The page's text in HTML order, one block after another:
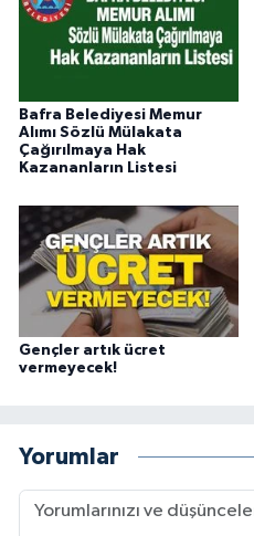
Bafra Belediyesi Memur
Alımı Sözlü Mülakata
Çağırılmaya Hak
Kazananların Listesi
Gençler artık ücret
vermeyecek!
Yorumlar